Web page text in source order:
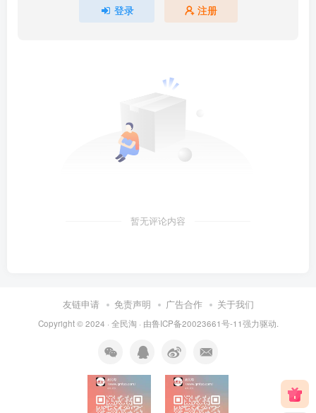
登录 注册
暂无评论内容
友链申请 免责声明 广告合作 关于我们
Copyright © 2024 · 全民淘 · 由鲁ICP备20023661号-11强力驱动.